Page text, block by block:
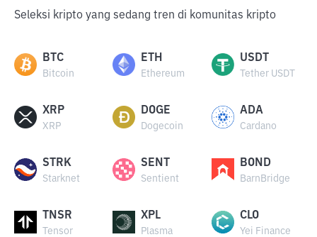
Seleksi kripto yang sedang tren di komunitas kripto
BTC
Bitcoin
ETH
Ethereum
USDT
Tether USDT
XRP
XRP
DOGE
Dogecoin
ADA
Cardano
STRK
Starknet
SENT
Sentient
BOND
BarnBridge
TNSR
Tensor
XPL
Plasma
CLO
Yei Finance